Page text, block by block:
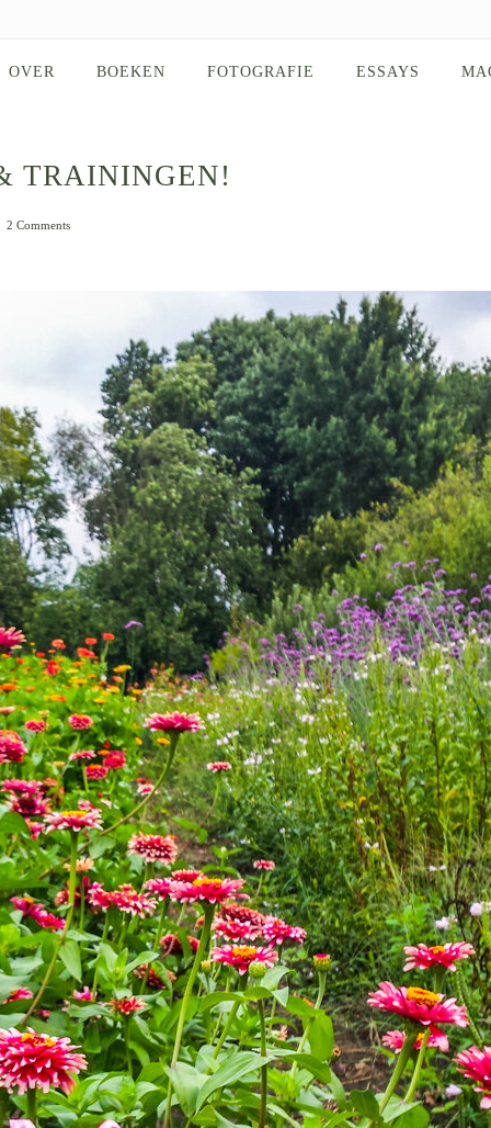
OVER BOEKEN FOTOGRAFIE ESSAYS
TRAININGEN!
2 Comments